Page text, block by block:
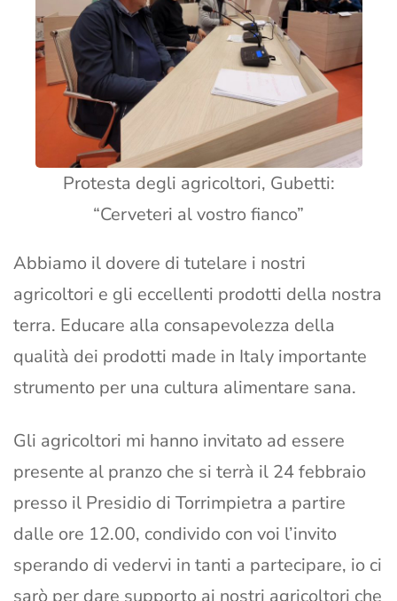
Protesta degli agricoltori, Gubetti:
“Cerveteri al vostro fianco”
Abbiamo il dovere di tutelare i nostri
agricoltori e gli eccellenti prodotti della nostra
terra. Educare alla consapevolezza della
qualità dei prodotti made in Italy importante
strumento per una cultura alimentare sana.
Gli agricoltori mi hanno invitato ad essere
presente al pranzo che si terrà il 24 febbraio
presso il Presidio di Torrimpietra a partire
dalle ore 12.00, condivido con voi l’invito
sperando di vedervi in tanti a partecipare, io ci